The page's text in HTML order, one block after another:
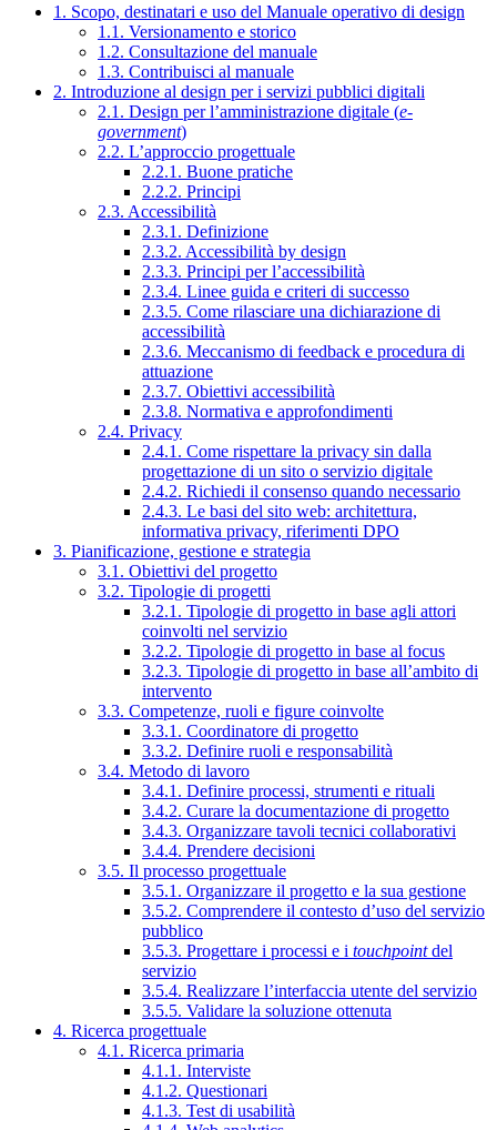
1. Scopo, destinatari e uso del Manuale operativo di design
1.1. Versionamento e storico
1.2. Consultazione del manuale
1.3. Contribuisci al manuale
2. Introduzione al design per i servizi pubblici digitali
2.1. Design per l’amministrazione digitale (e-
government)
2.2. L’approccio progettuale
2.2.1. Buone pratiche
2.2.2. Principi
2.3. Accessibilità
2.3.1. Definizione
2.3.2. Accessibilità by design
2.3.3. Principi per l’accessibilità
2.3.4. Linee guida e criteri di successo
2.3.5. Come rilasciare una dichiarazione di
accessibilità
2.3.6. Meccanismo di feedback e procedura di
attuazione
2.3.7. Obiettivi accessibilità
2.3.8. Normativa e approfondimenti
2.4. Privacy
2.4.1. Come rispettare la privacy sin dalla
progettazione di un sito o servizio digitale
2.4.2. Richiedi il consenso quando necessario
2.4.3. Le basi del sito web: architettura,
informativa privacy, riferimenti DPO
3. Pianificazione, gestione e strategia
3.1. Obiettivi del progetto
3.2. Tipologie di progetti
3.2.1. Tipologie di progetto in base agli attori
coinvolti nel servizio
3.2.2. Tipologie di progetto in base al focus
3.2.3. Tipologie di progetto in base all’ambito di
intervento
3.3. Competenze, ruoli e figure coinvolte
3.3.1. Coordinatore di progetto
3.3.2. Definire ruoli e responsabilità
3.4. Metodo di lavoro
3.4.1. Definire processi, strumenti e rituali
3.4.2. Curare la documentazione di progetto
3.4.3. Organizzare tavoli tecnici collaborativi
3.4.4. Prendere decisioni
3.5. Il processo progettuale
3.5.1. Organizzare il progetto e la sua gestione
3.5.2. Comprendere il contesto d’uso del servizio
pubblico
3.5.3. Progettare i processi e i touchpointdel
servizio
3.5.4. Realizzare l’interfaccia utente del servizio
3.5.5. Validare la soluzione ottenuta
4. Ricerca progettuale
4.1. Ricerca primaria
4.1.1. Interviste
4.1.2. Questionari
4.1.3. Test di usabilità